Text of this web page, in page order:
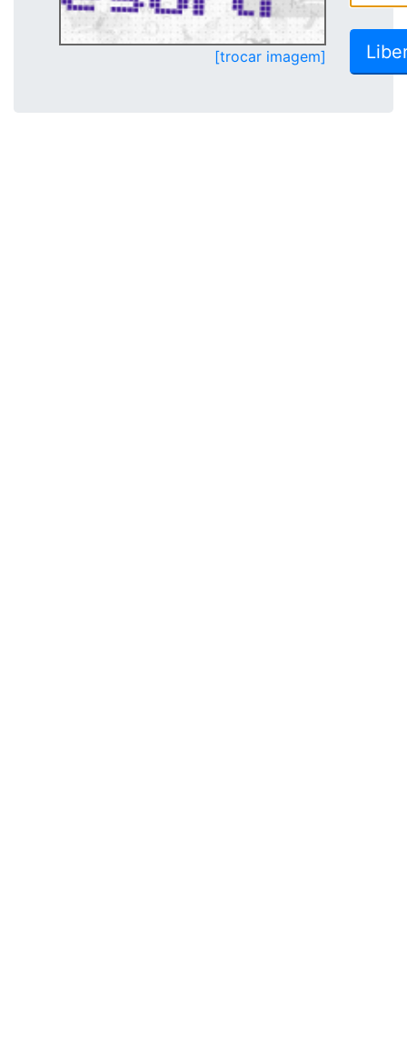
[trocar imagem]